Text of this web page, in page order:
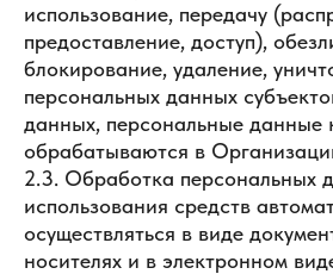
использование, передачу
предоставление, доступ),
блокирование, удаление,
персональных данных
данных, персональные данные
обрабатываются в
2.3. Обработка персональных
использования средств
осуществляться в виде
носителях и в электронном